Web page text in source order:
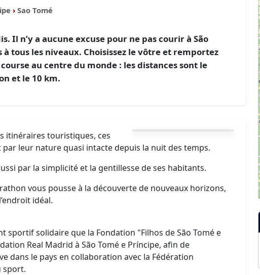
› Sao Tomé
Il n’y a aucune excuse pour ne pas courir à São
à tous les niveaux. Choisissez le vôtre et remportez
au centre du monde : les distances sont le
et le 10 km.
itinéraires touristiques, ces
leur nature quasi intacte depuis la nuit des temps.
par la simplicité et la gentillesse de ses habitants.
vous pousse à la découverte de nouveaux horizons,
idéal.
sportif solidaire que la Fondation "Filhos de São Tomé e
Real Madrid à São Tomé e Príncipe, afin de
dans le pays en collaboration avec la Fédération
sport.